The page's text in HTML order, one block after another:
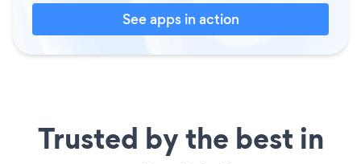
See apps in action
Trusted by the best in